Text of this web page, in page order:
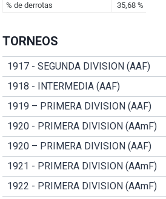
TORNEOS
1917 - SEGUNDA DIVISION (AAF)
1918 - INTERMEDIA (AAF)
1919 – PRIMERA DIVISION (AAF)
1920 - PRIMERA DIVISION (AAmF)
1920 – PRIMERA DIVISION (AAF)
1921 - PRIMERA DIVISION (AAmF)
1922 - PRIMERA DIVISION (AAmF)